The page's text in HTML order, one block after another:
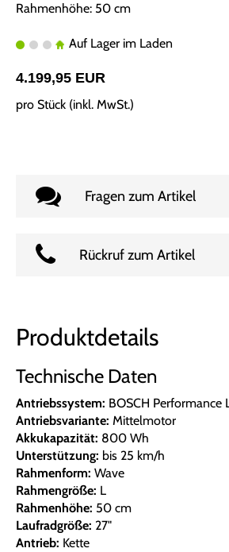
Rahmenhöhe: 50 cm
Auf Lager im Laden
4.199,95 EUR
pro Stück (inkl. MwSt.)
Fragen zum Artikel
Rückruf zum Artikel
Produktdetails
Technische Daten
Antriebssystem: BOSCH Performance
Antriebsvariante: Mittelmotor
Akkukapazität: 800 Wh
Unterstützung: bis 25 km/h
Rahmenform: Wave
Rahmengröße: L
Rahmenhöhe: 50 cm
Laufradgröße: 27"
Antrieb: Kette